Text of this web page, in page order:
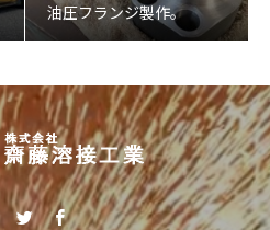
油圧フランジ製作。